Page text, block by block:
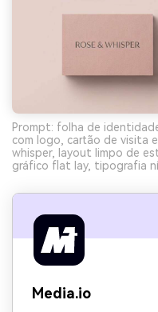
Prompt: folha de
com logo, cartão de visita
whisper, layout limpo de
gráfico flat lay, tipografia
Media.io